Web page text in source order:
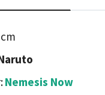
cm
Nemesis Now